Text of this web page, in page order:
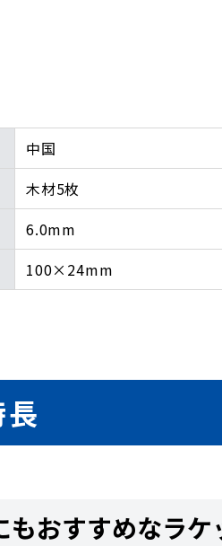
中国
木材5枚
6.0mm
100×24mm
もおすすめなラケ